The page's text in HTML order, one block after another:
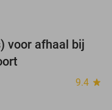
50%
voor afhaal bij
9.4 star